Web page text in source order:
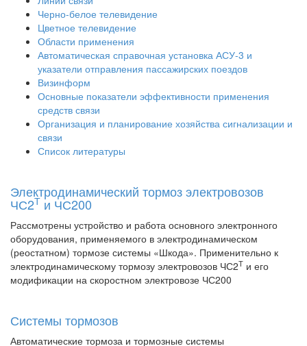
Черно-белое телевидение
Цветное телевидение
Области применения
Автоматическая справочная установка АСУ-3 и
указатели отправления пассажирских поездов
Визинформ
Основные показатели эффективности применения
средств связи
Организация и планирование хозяйства сигнализации и
связи
Список литературы
Электродинамический тормоз электровозов
ЧС2Т и ЧС200
Рассмотрены устройство и работа основного электронного
оборудования, применяемого в электродинамическом
(реостатном) тормозе системы «Шкода». Применительно к
электродинамическому тормозу электровозов ЧС2Т и его
модификации на скоростном электровозе ЧС200
Системы тормозов
Автоматические тормоза и тормозные системы